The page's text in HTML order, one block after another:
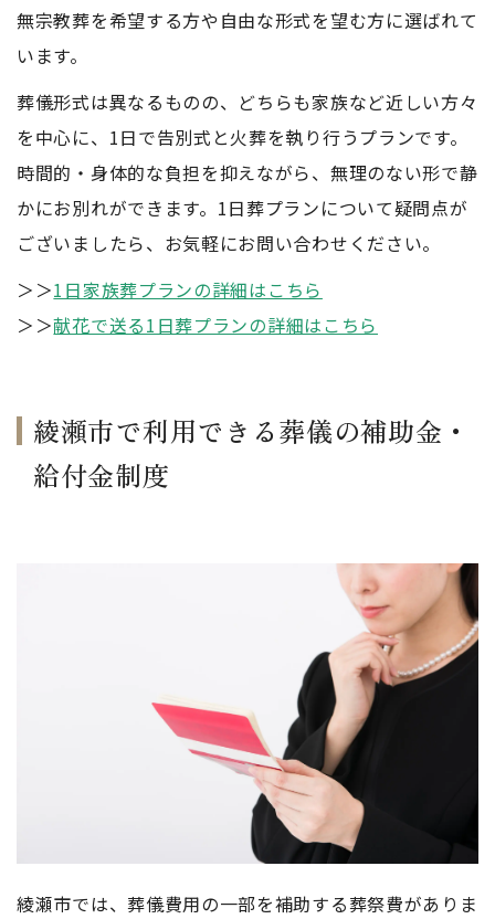
無宗教葬を希望する方や自由な形式を望む方に選ばれて
います。
葬儀形式は異なるものの、どちらも家族など近しい方々
を中心に、1日で告別式と火葬を執り行うプランです。
時間的・身体的な負担を抑えながら、無理のない形で静
かにお別れができます。1日葬プランについて疑問点が
ございましたら、お気軽にお問い合わせください。
＞＞1日家族葬プランの詳細はこちら
＞＞献花で送る1日葬プランの詳細はこちら
綾瀬市で利用できる葬儀の補助金・
給付金制度
綾瀬市では、葬儀費用の一部を補助する葬祭費がありま